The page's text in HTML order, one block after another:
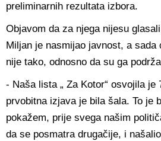
preliminarnih rezultata izbora.
Objavom da za njega nijesu
Miljan je nasmijao javnost, a sada
nije tako, odnosno da su ga
- Naša lista „ Za Kotor“ osvojila je
prvobitna izjava je bila šala. To je
pokažem, prije svega našim
da se posmatra drugačije, i